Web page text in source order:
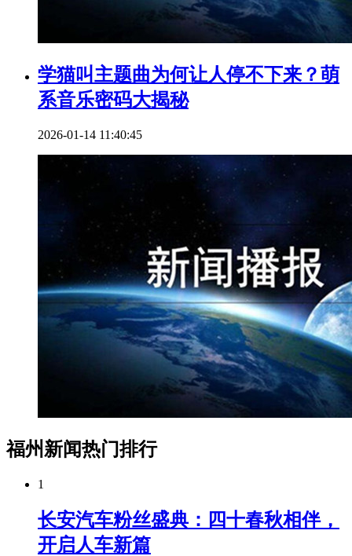
学猫叫主题曲为何让人停不下来？萌
系音乐密码大揭秘
2026-01-14 11:40:45
福州新闻热门排行
1
长安汽车粉丝盛典：四十春秋相伴，
开启人车新篇